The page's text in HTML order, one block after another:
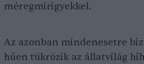
méregmirigyekkel.
Az azonban mindenesetre
hűen tükrözik az állatvilág